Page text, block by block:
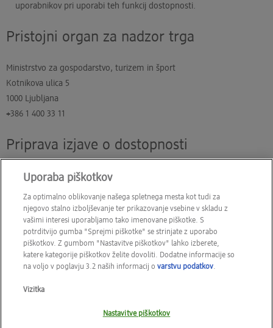
uporabnikov pri uporabi teh funkcij dostopnosti.
Pristojni organ za nadzor trga
Ministrstvo za gospodarstvo, turizem in šport
Kotnikova ulica 5
1000 Ljubljana
+386 1 400 33 11
Priprava izjave o dostopnosti
Kontakt FAQ
Dodatne storitve Moji podatki
Uporaba piškotkov
Za optimalno oblikovanje našega spletnega mesta kot tudi za
njegovo stalno izboljševanje ter prikazovanje vsebine v skladu z
vašimi interesi uporabljamo tako imenovane piškotke. S
potrditvijo gumba "Sprejmi piškotke" se strinjate z uporabo
piškotkov. Z gumbom "Nastavitve piškotkov" lahko izberete,
katere kategorije piškotkov želite dovoliti. Dodatne informacije so
na voljo v poglavju 3.2 naših informacij ovarstvu podatkov.
Vizitka
Nastavitve piškotkov